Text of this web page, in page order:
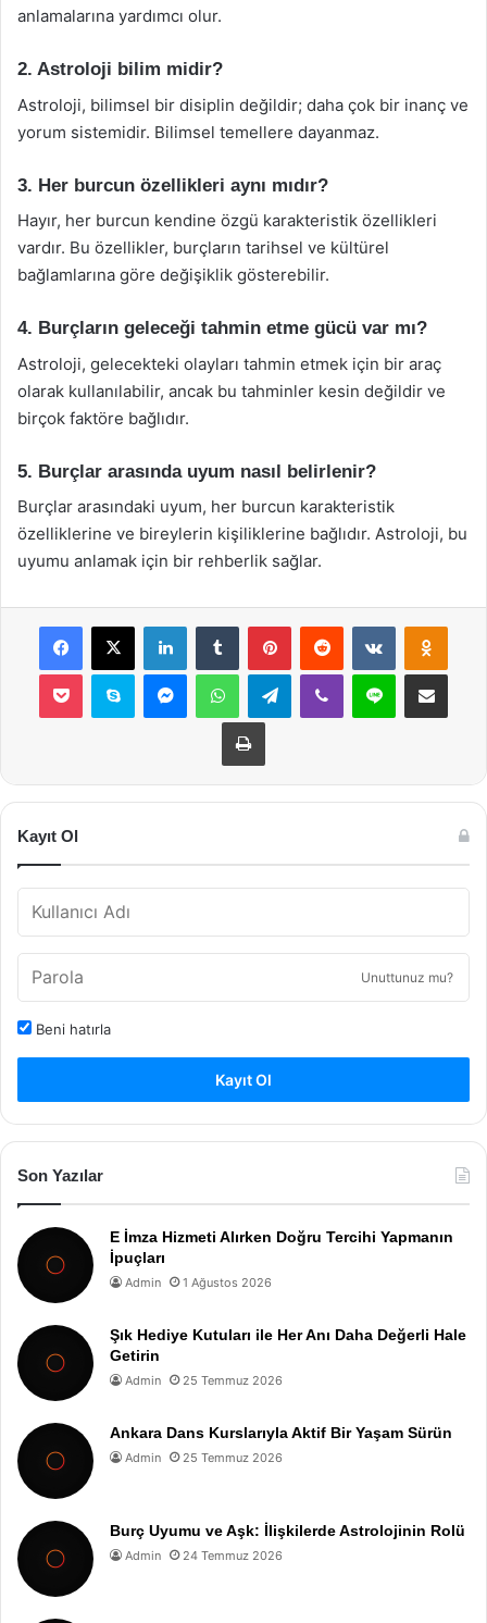
anlamalarına yardımcı olur.
2. Astroloji bilim midir?
Astroloji, bilimsel bir disiplin değildir; daha çok bir inanç ve
yorum sistemidir. Bilimsel temellere dayanmaz.
3. Her burcun özellikleri aynı mıdır?
Hayır, her burcun kendine özgü karakteristik özellikleri
vardır. Bu özellikler, burçların tarihsel ve kültürel
bağlamlarına göre değişiklik gösterebilir.
4. Burçların geleceği tahmin etme gücü var mı?
Astroloji, gelecekteki olayları tahmin etmek için bir araç
olarak kullanılabilir, ancak bu tahminler kesin değildir ve
birçok faktöre bağlıdır.
5. Burçlar arasında uyum nasıl belirlenir?
Burçlar arasındaki uyum, her burcun karakteristik
özelliklerine ve bireylerin kişiliklerine bağlıdır. Astroloji, bu
uyumu anlamak için bir rehberlik sağlar.
Facebook
X LinkedInTumblr PinterestReddit VKontakte
Pocket Skype MessengerWhatsAppTelegramViber Line E-Posta ile
Yazdır
Kayıt Ol
Unuttunuz mu?
Beni hatırla
Kayıt Ol
Son Yazılar
E İmza Hizmeti Alırken Doğru Tercihi Yapmanın
İpuçları
Admin 1 Ağustos 2026
Şık Hediye Kutuları ile Her Anı Daha Değerli Hale
Getirin
Admin 25 Temmuz 2026
Ankara Dans Kurslarıyla Aktif Bir Yaşam Sürün
Admin 25 Temmuz 2026
Burç Uyumu ve Aşk: İlişkilerde Astrolojinin Rolü
Admin 24 Temmuz 2026